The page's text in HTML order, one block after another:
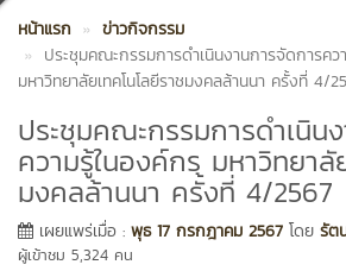
หน้าแรก
ข่าวกิจกรรม
ประชุมคณะกรรมการดำเนินงานการจัดการคว
มหาวิทยาลัยเทคโนโลยีราชมงคลล้านนา ครั้งที่ 4/
ประชุมคณะกรรมการดำเนิน
ความรู้ในองค์กร มหาวิทยาลั
มงคลล้านนา ครั้งที่ 4/2567
เผยแพร่เมื่อ : พุธ 17 กรกฎาคม 2567 โดย รัต
ผู้เข้าชม 5,324 คน